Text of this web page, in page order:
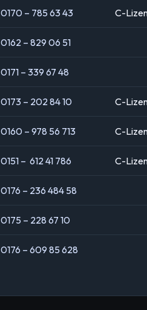
0170 – 785 63 43 C-
0162 – 829 06 51
0171 – 339 67 48
0173 – 202 84 10 C-
0160 – 978 56 713 C-
0151 – 612 41 786 C-
0176 – 236 484 58
0175 – 228 67 10
0176 – 609 85 628